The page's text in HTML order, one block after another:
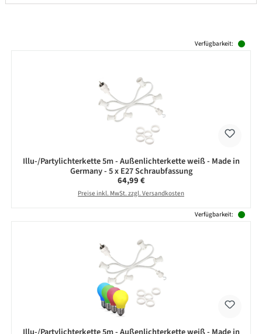
Verfügbarkeit:
Illu-/Partylichterkette 5m - Außenlichterkette weiß - Made in
Germany - 5 x E27 Schraubfassung
Regulärer Preis:
64,99 €
Preise inkl. MwSt. zzgl. Versandkosten
Verfügbarkeit: